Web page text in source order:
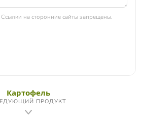
на сторонние сайты запрещены.
Картофель
ПРОДУКТ